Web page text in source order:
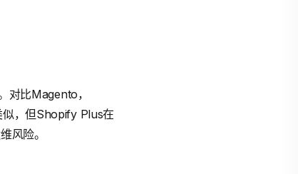
对比Magento，
，但Shopify Plus在
风险。